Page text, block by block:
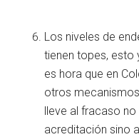
Los niveles de
tienen topes, esto
es hora que en
otros
lleve al fracaso
acreditación sino